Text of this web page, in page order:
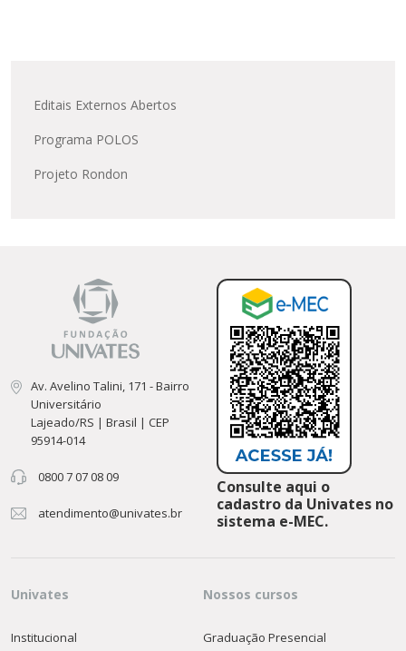
Editais Externos Abertos
Programa POLOS
Projeto Rondon
Av. Avelino Talini, 171 - Bairro
Universitário
Lajeado/RS | Brasil | CEP
95914-014
0800 7 07 08 09
atendimento@univates.br
Consulte aqui o
cadastro da Univates no
sistema e-MEC.
Univates
Institucional
Nossos cursos
Graduação Presencial